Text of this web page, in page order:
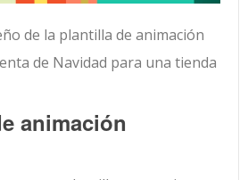
de la plantilla de animación
de Navidad para una tienda
animación